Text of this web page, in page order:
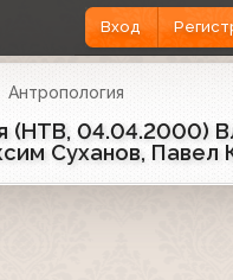
Вход
Антропология
(НТВ, 04.04.2000)
Суханов, Павел